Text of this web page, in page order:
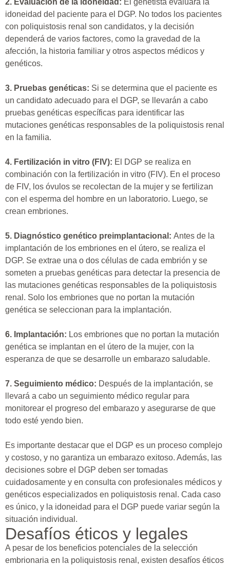
2. Evaluación de la idoneidad: El genetista evaluará la
idoneidad del paciente para el DGP. No todos los pacientes
con poliquistosis renal son candidatos, y la decisión
dependerá de varios factores, como la gravedad de la
afección, la historia familiar y otros aspectos médicos y
genéticos.
3. Pruebas genéticas: Si se determina que el paciente es
un candidato adecuado para el DGP, se llevarán a cabo
pruebas genéticas específicas para identificar las
mutaciones genéticas responsables de la poliquistosis renal
en la familia.
4. Fertilización in vitro (FIV): El DGP se realiza en
combinación con la fertilización in vitro (FIV). En el proceso
de FIV, los óvulos se recolectan de la mujer y se fertilizan
con el esperma del hombre en un laboratorio. Luego, se
crean embriones.
5. Diagnóstico genético preimplantacional: Antes de la
implantación de los embriones en el útero, se realiza el
DGP. Se extrae una o dos células de cada embrión y se
someten a pruebas genéticas para detectar la presencia de
las mutaciones genéticas responsables de la poliquistosis
renal. Solo los embriones que no portan la mutación
genética se seleccionan para la implantación.
6. Implantación: Los embriones que no portan la mutación
genética se implantan en el útero de la mujer, con la
esperanza de que se desarrolle un embarazo saludable.
7. Seguimiento médico: Después de la implantación, se
llevará a cabo un seguimiento médico regular para
monitorear el progreso del embarazo y asegurarse de que
todo esté yendo bien.
Es importante destacar que el DGP es un proceso complejo
y costoso, y no garantiza un embarazo exitoso. Además, las
decisiones sobre el DGP deben ser tomadas
cuidadosamente y en consulta con profesionales médicos y
genéticos especializados en poliquistosis renal. Cada caso
es único, y la idoneidad para el DGP puede variar según la
situación individual.
Desafíos éticos y legales
A pesar de los beneficios potenciales de la selección
embrionaria en la poliquistosis renal, existen desafíos éticos